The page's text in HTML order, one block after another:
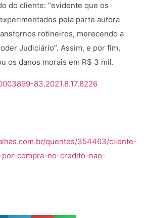
do cliente: “evidente que os
pela parte autora
rotineiros, merecendo a
Judiciário”. Assim, e por fim,
os danos morais em R$ 3 mil.
83.2021.8.17.8226
quentes/354463/cliente-
compra-no-credito-nao-